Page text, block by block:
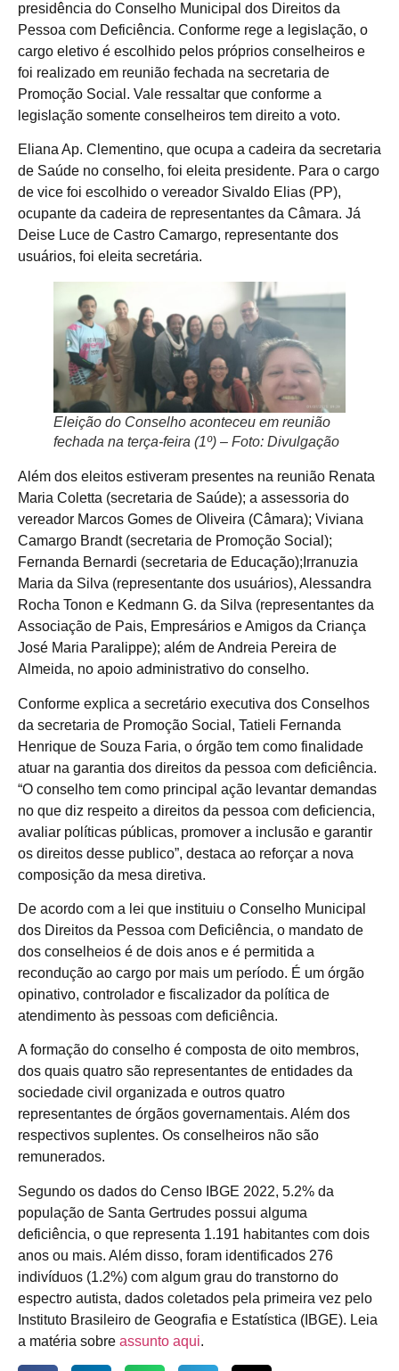
presidência do Conselho Municipal dos Direitos da
Pessoa com Deficiência. Conforme rege a legislação, o
cargo eletivo é escolhido pelos próprios conselheiros e
foi realizado em reunião fechada na secretaria de
Promoção Social. Vale ressaltar que conforme a
legislação somente conselheiros tem direito a voto.
Eliana Ap. Clementino, que ocupa a cadeira da secretaria
de Saúde no conselho, foi eleita presidente. Para o cargo
de vice foi escolhido o vereador Sivaldo Elias (PP),
ocupante da cadeira de representantes da Câmara. Já
Deise Luce de Castro Camargo, representante dos
usuários, foi eleita secretária.
Eleição do Conselho aconteceu em reunião
fechada na terça-feira (1º) – Foto: Divulgação
Além dos eleitos estiveram presentes na reunião Renata
Maria Coletta (secretaria de Saúde); a assessoria do
vereador Marcos Gomes de Oliveira (Câmara); Viviana
Camargo Brandt (secretaria de Promoção Social);
Fernanda Bernardi (secretaria de Educação);Irranuzia
Maria da Silva (representante dos usuários), Alessandra
Rocha Tonon e Kedmann G. da Silva (representantes da
Associação de Pais, Empresários e Amigos da Criança
José Maria Paralippe); além de Andreia Pereira de
Almeida, no apoio administrativo do conselho.
Conforme explica a secretário executiva dos Conselhos
da secretaria de Promoção Social, Tatieli Fernanda
Henrique de Souza Faria, o órgão tem como finalidade
atuar na garantia dos direitos da pessoa com deficiência.
“O conselho tem como principal ação levantar demandas
no que diz respeito a direitos da pessoa com deficiencia,
avaliar políticas públicas, promover a inclusão e garantir
os direitos desse publico”, destaca ao reforçar a nova
composição da mesa diretiva.
De acordo com a lei que instituiu o Conselho Municipal
dos Direitos da Pessoa com Deficiência, o mandato de
dos conselheios é de dois anos e é permitida a
recondução ao cargo por mais um período. É um órgão
opinativo, controlador e fiscalizador da política de
atendimento às pessoas com deficiência.
A formação do conselho é composta de oito membros,
dos quais quatro são representantes de entidades da
sociedade civil organizada e outros quatro
representantes de órgãos governamentais. Além dos
respectivos suplentes. Os conselheiros não são
remunerados.
Segundo os dados do Censo IBGE 2022, 5.2% da
população de Santa Gertrudes possui alguma
deficiência, o que representa 1.191 habitantes com dois
anos ou mais. Além disso, foram identificados 276
indivíduos (1.2%) com algum grau do transtorno do
espectro autista, dados coletados pela primeira vez pelo
Instituto Brasileiro de Geografia e Estatística (IBGE). Leia
a matéria sobre assunto aqui.